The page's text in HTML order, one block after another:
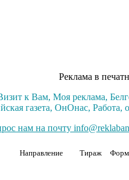
Реклама в
к Вам, Моя реклама,
газета, ОнОнас,
нам на почту
Направление Тираж